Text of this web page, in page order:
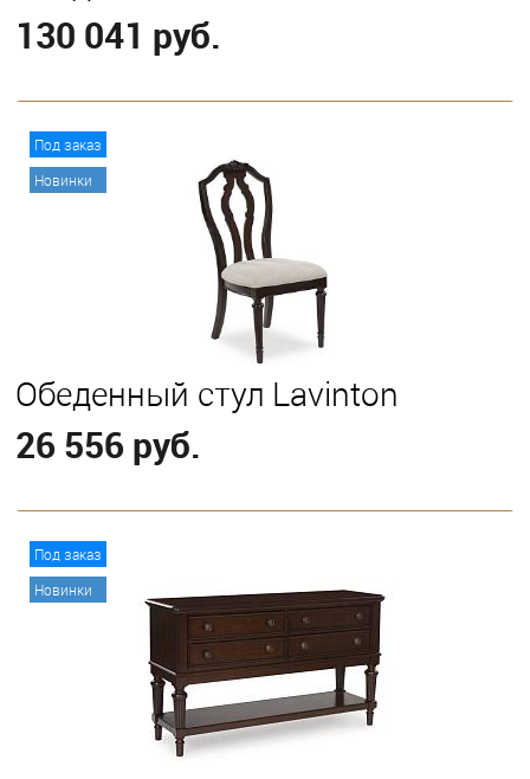
130 041 руб.
Под заказ
Новинки
Обеденный стул Lavinton
26 556 руб.
Под заказ
Новинки